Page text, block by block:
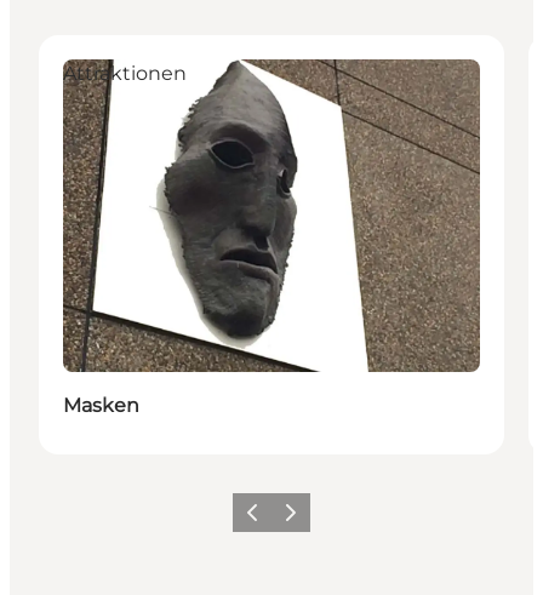
Attraktionen
Masken
ZurückWeiter